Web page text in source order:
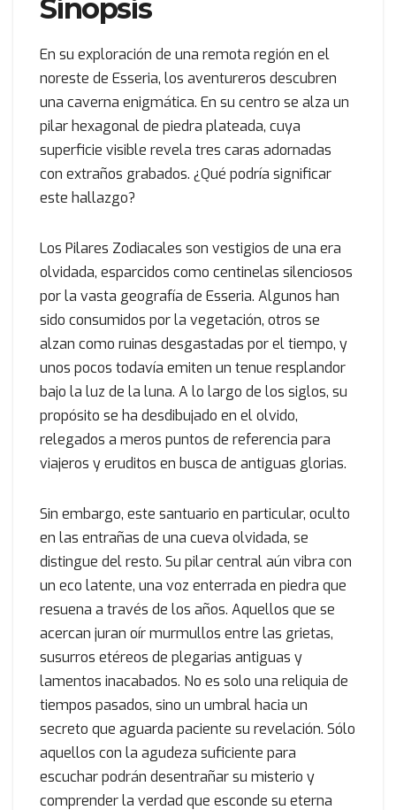
Sinopsis
En su exploración de una remota región en el
noreste de Esseria, los aventureros descubren
una caverna enigmática. En su centro se alza un
pilar hexagonal de piedra plateada, cuya
superficie visible revela tres caras adornadas
con extraños grabados. ¿Qué podría significar
este hallazgo?
Los Pilares Zodiacales son vestigios de una era
olvidada, esparcidos como centinelas silenciosos
por la vasta geografía de Esseria. Algunos han
sido consumidos por la vegetación, otros se
alzan como ruinas desgastadas por el tiempo, y
unos pocos todavía emiten un tenue resplandor
bajo la luz de la luna. A lo largo de los siglos, su
propósito se ha desdibujado en el olvido,
relegados a meros puntos de referencia para
viajeros y eruditos en busca de antiguas glorias.
Sin embargo, este santuario en particular, oculto
en las entrañas de una cueva olvidada, se
distingue del resto. Su pilar central aún vibra con
un eco latente, una voz enterrada en piedra que
resuena a través de los años. Aquellos que se
acercan juran oír murmullos entre las grietas,
susurros etéreos de plegarias antiguas y
lamentos inacabados. No es solo una reliquia de
tiempos pasados, sino un umbral hacia un
secreto que aguarda paciente su revelación. Sólo
aquellos con la agudeza suficiente para
escuchar podrán desentrañar su misterio y
comprender la verdad que esconde su eterna